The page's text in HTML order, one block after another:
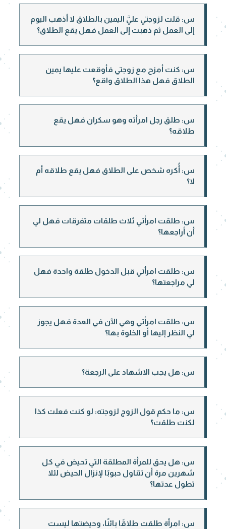
س: قلت لزوجتي عليَّ اليمين بالطلاق لا أذهب اليوم
إلى العمل ثم ذهبت إلى العمل فهل يقع الطلاق؟
س: كنت أمزح مع زوجتي فأوقعت عليها يمين
الطلاق فهل هذا الطلاق واقع؟
س: طلق رجل امرأته وهو سكران فهل يقع
طلاقه؟
س: أُكره شخص على الطلاق فهل يقع طلاقه أم
لا؟
س: طلقت امرأتي ثلاث طلقات متفرقات فهل لي
أن أراجعها؟
س: طلقت امرأتي قبل الدخول طلقة واحدة فهل
لي مراجعتها؟
س: طلقت امرأتي وهي الآن في العدة فهل يجوز
لي النظر إليها أو الخلوة بها؟
س: هل يجب الاشهاد على الرجعة؟
س: ما حكم قول الزوج لزوجته: لو كنت فعلت كذا
لكنت طلقت؟
س: هل يحق للمرأة المطلقة التي تحيض في كل
شهرين مرة أن تتناول حبوبًا لإنزال الحيض لئلا
تطول عدتها؟
س: امرأة طلقت طلاقًا بائنًا، وحيضتها ليست